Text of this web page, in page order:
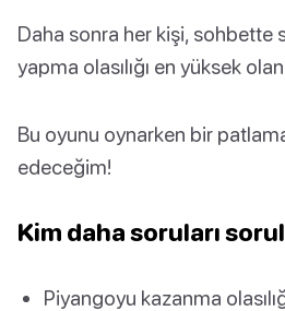
Daha sonra her kişi, sohbette
yapma olasılığı en yüksek
Bu oyunu oynarken bir
edeceğim!
Kim daha soruları
Piyangoyu kazanma